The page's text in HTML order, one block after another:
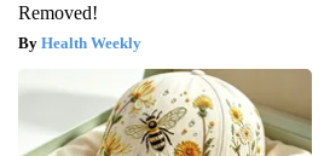
Removed!
Health Weekly